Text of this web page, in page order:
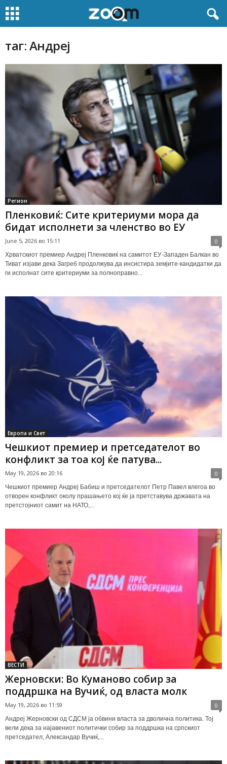
таг: Андреј
Регион
Пленковиќ: Сите критериуми мора да
бидат исполнети за членство во ЕУ
June 5, 2026 во 15:11 0
Хрватскиот премиер Андреј Пленковиќ на самитот ЕУ-Западен Балкан во
Тиват изјави дека Загреб продолжува да инсистира земјите-кандидатки да
ги исполнат сите критериуми за полноправно...
Европа и Свет
Чешкиот премиер и претседателот во
конфликт за тоа кој ќе патува...
May 19, 2026 во 20:16 0
Чешкиот премиер Андреј Бабиш и претседателот Петр Павел влегоа во
отворен конфликт околу прашањето кој ќе ја претставува државата на
претстојниот самит на НАТО,...
ВЕСТИ
Жерновски: Во Куманово собир за
поддршка на Вучиќ, од власта молк
May 19, 2026 во 11:59 0
Андреј Жерновски од СДСМ ја обвини власта за дволична политика. Тој
вели дека за најавениот политички собир за поддршка на српскиот
претседател, Александар Вучиќ,...